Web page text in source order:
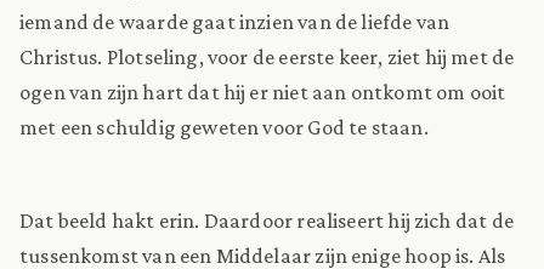
iemand de waarde gaat inzien van de liefde van
Christus. Plotseling, voor de eerste keer, ziet hij met de
ogen van zijn hart dat hij er niet aan ontkomt om ooit
met een schuldig geweten voor God te staan.
Dat beeld hakt erin. Daardoor realiseert hij zich dat de
tussenkomst van een Middelaar zijn enige hoop is. Als